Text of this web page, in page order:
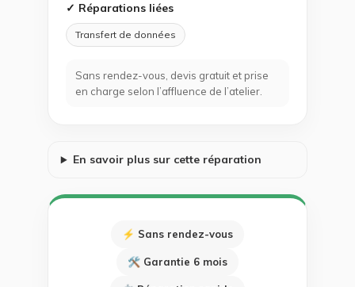
✓ Réparations liées
Transfert de données
Sans rendez-vous, devis gratuit et prise
en charge selon l’affluence de l’atelier.
En savoir plus sur cette réparation
⚡ Sans rendez-vous
🛠 Garantie 6 mois